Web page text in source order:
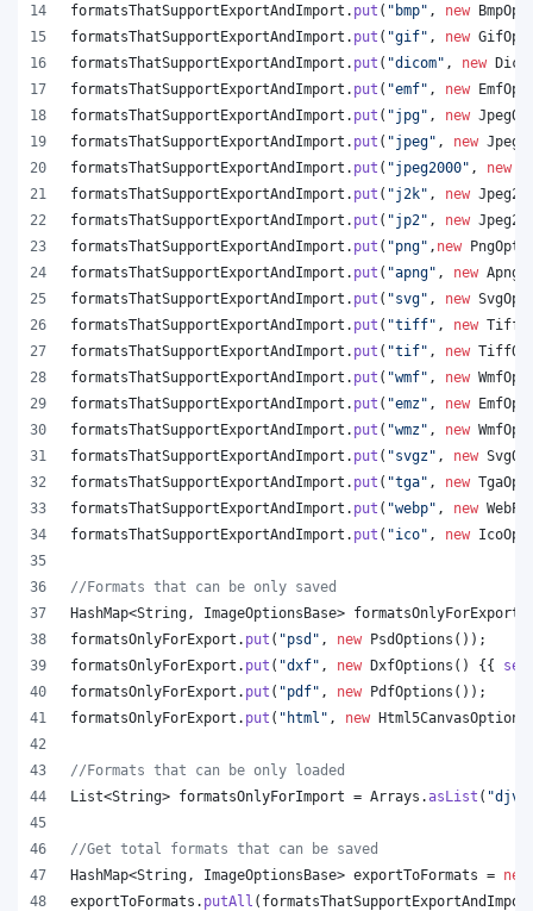
formatsThatSupportExportAndImport . put ( "bmp" , new
formatsThatSupportExportAndImport . put ( "gif" , new
formatsThatSupportExportAndImport . put ( "dicom" , new
formatsThatSupportExportAndImport . put ( "emf" , new
formatsThatSupportExportAndImport . put ( "jpg" , new
formatsThatSupportExportAndImport . put ( "jpeg" , new
formatsThatSupportExportAndImport . put ( "jpeg2000" , new
formatsThatSupportExportAndImport . put ( "j2k" , new
formatsThatSupportExportAndImport . put ( "jp2" , new
formatsThatSupportExportAndImport . put ( "png" , new
formatsThatSupportExportAndImport . put ( "apng" , new
formatsThatSupportExportAndImport . put ( "svg" , new
formatsThatSupportExportAndImport . put ( "tiff" , new
formatsThatSupportExportAndImport . put ( "tif" , new
formatsThatSupportExportAndImport . put ( "wmf" , new
formatsThatSupportExportAndImport . put ( "emz" , new
formatsThatSupportExportAndImport . put ( "wmz" , new
formatsThatSupportExportAndImport . put ( "svgz" , new
formatsThatSupportExportAndImport . put ( "tga" , new
formatsThatSupportExportAndImport . put ( "webp" , new
formatsThatSupportExportAndImport . put ( "ico" , new
//Formats that can be only saved
HashMap<String , ImageOptionsBase> formatsOnlyForExport
formatsOnlyForExport . put ( "psd" , new PsdOptions ());
formatsOnlyForExport . put ( "dxf" , new DxfOptions () {{
formatsOnlyForExport . put ( "pdf" , new PdfOptions ());
formatsOnlyForExport . put ( "html" , new Html5CanvasOptions
//Formats that can be only loaded
List<String> formatsOnlyForImport = Arrays .asList (
//Get total formats that can be saved
HashMap<String , ImageOptionsBase> exportToFormats = new
exportToFormats . putAll (